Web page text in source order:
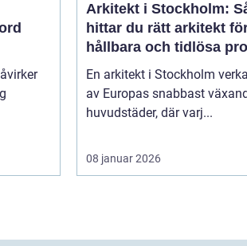
Arkitekt i Stockholm:
hittar du rätt arkitekt
hållbara och tidlösa
En arkitekt i Stockholm
av Europas snabbast
huvudstäder, där varj...
08 januar 2026